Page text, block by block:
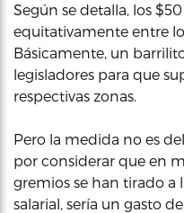
Según se detalla, los
equitativamente entre
Básicamente, un
legisladores para que
respectivas zonas.
Pero la medida no es
por considerar que en
gremios se han tirado a
salarial, sería un gasto